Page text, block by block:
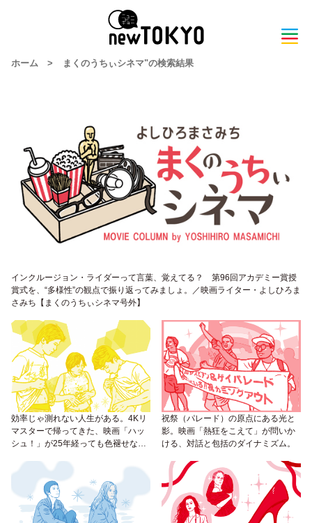
ホーム > まくのうちぃシネマ"の検索結果
インクルージョン・ライダーって言葉、覚えてる？ 第96回アカデミー賞授
賞式を、“多様性”の観点で振り返ってみましょ。／映画ライター・よしひろま
さみち【まくのうちぃシネマ号外】
効率じゃ測れない人生がある。4Kリ
マスターで帰ってきた、映画「ハッ
シュ！」が25年経っても色褪せない
祝祭（パレード）の原点にある光と
影。映画「熱狂をこえて」が問いか
ける、対話と包括のダイナミズム。